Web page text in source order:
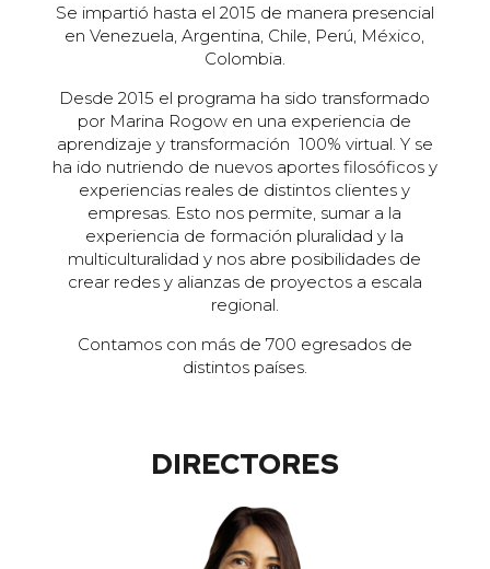
Se impartió hasta el 2015 de manera presencial
en Venezuela, Argentina, Chile, Perú, México,
Colombia.
Desde 2015 el programa ha sido transformado
por Marina Rogow en una experiencia de
aprendizaje y transformación 100% virtual. Y se
ha ido nutriendo de nuevos aportes filosóficos y
experiencias reales de distintos clientes y
empresas. Esto nos permite, sumar a la
experiencia de formación pluralidad y la
multiculturalidad y nos abre posibilidades de
crear redes y alianzas de proyectos a escala
regional.
Contamos con más de 700 egresados de
distintos países.
DIRECTORES